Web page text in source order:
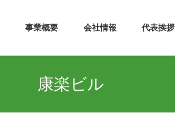
事業概要 会社情報 代表挨拶
康楽ビル